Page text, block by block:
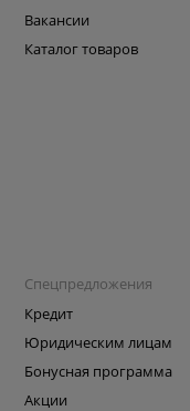
Вакансии
Каталог товаров
Спецпредложения
Кредит
Юридическим лицам
Бонусная программа
Акции